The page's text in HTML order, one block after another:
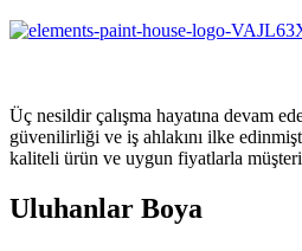
Üç nesildir çalışma hayatına devam
güvenilirliği ve iş ahlakını ilke
kaliteli ürün ve uygun fiyatlarla
Uluhanlar Boya